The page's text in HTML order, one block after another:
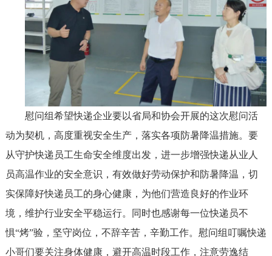
慰问组希望快递企业要以省局和协会开展的这次慰问活
动为契机，高度重视安全生产，落实各项防暑降温措施。要
从守护快递员工生命安全维度出发，进一步增强快递从业人
员高温作业的安全意识，有效做好劳动保护和防暑降温，切
实保障好快递员工的身心健康，为他们营造良好的作业环
境，维护行业安全平稳运行。同时也感谢每一位快递员不
惧“烤”验，坚守岗位，不辞辛苦，辛勤工作。慰问组叮嘱快递
小哥们要关注身体健康，避开高温时段工作，注意劳逸结